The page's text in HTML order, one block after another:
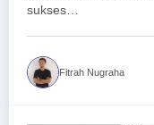
sukses…
Fitrah Nugraha